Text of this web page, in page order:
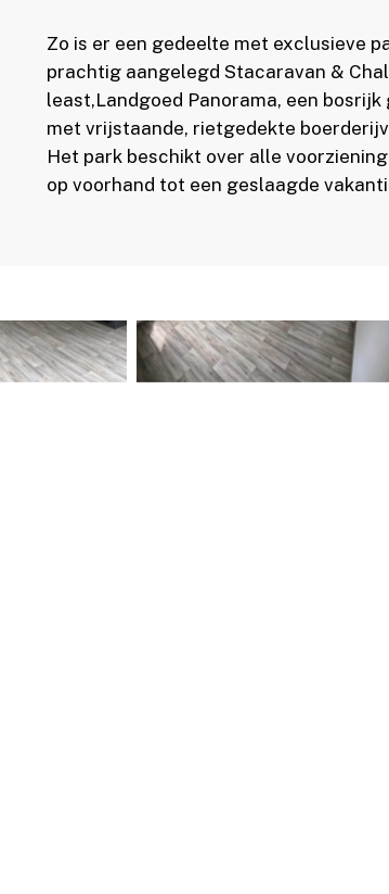
Zo is er een gedeelte met exclusieve
prachtig aangelegd Stacaravan &
least,Landgoed Panorama, een
met vrijstaande, rietgedekte
Het park beschikt over alle
op voorhand tot een geslaagde